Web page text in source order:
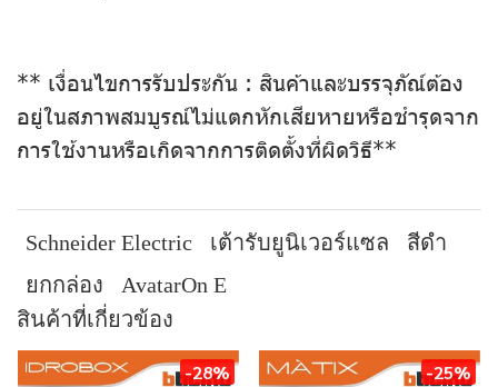
** เงื่อนไขการรับประกัน : สินค้าและบรรจุภัณ์ต้อง
อยู่ในสภาพสมบูรณ์ไม่แตกหักเสียหายหรือชำรุดจาก
การใช้งานหรือเกิดจากการติดตั้งที่ผิดวิธี**
Schneider Electric เต้ารับยูนิเวอร์แซล
สีดำ
ยกกล่อง
AvatarOn E
สินค้าที่เกี่ยวข้อง
-28% -25%